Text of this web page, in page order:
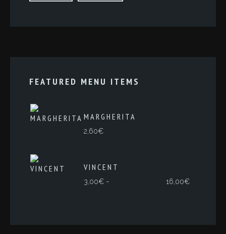
FEATURED MENU ITEMS
MARGHERITA
2,60€
VINCENT
3,00€ - 16,00€Rango